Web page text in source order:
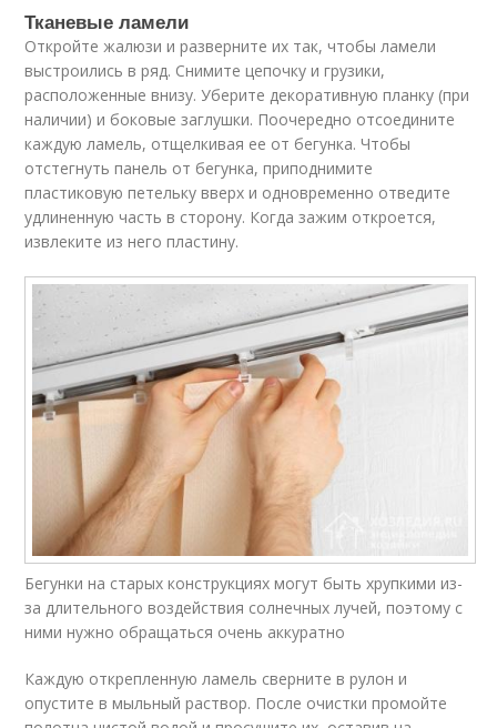
Тканевые ламели
Откройте жалюзи и разверните их так, чтобы ламели
выстроились в ряд. Снимите цепочку и грузики,
расположенные внизу. Уберите декоративную планку (при
наличии) и боковые заглушки. Поочередно отсоедините
каждую ламель, отщелкивая ее от бегунка. Чтобы
отстегнуть панель от бегунка, приподнимите
пластиковую петельку вверх и одновременно отведите
удлиненную часть в сторону. Когда зажим откроется,
извлеките из него пластину.
Бегунки на старых конструкциях могут быть хрупкими из-
за длительного воздействия солнечных лучей, поэтому с
ними нужно обращаться очень аккуратно
Каждую открепленную ламель сверните в рулон и
опустите в мыльный раствор. После очистки промойте